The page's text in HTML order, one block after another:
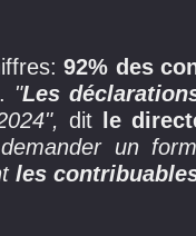
92% des
"Les
dit le
un
les